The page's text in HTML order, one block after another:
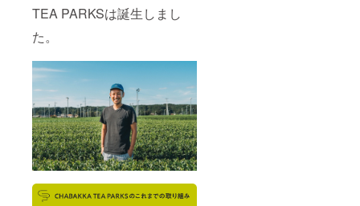
TEA PARKSは誕生しまし
た。